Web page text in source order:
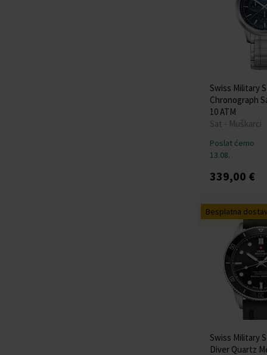
Swiss Military
Chronograph
10 ATM
Sat - Muškarci
Poslat ćemo
13.08.
339,00 €
Besplatna
Swiss Military
Diver Quartz